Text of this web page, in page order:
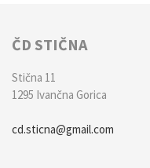
ČD STIČNA
Stična 11
1295 Ivančna Gorica
cd.sticna@gmail.com